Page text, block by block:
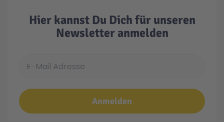
Hier kannst Du Dich für unseren
Newsletter anmelden
Anmelden